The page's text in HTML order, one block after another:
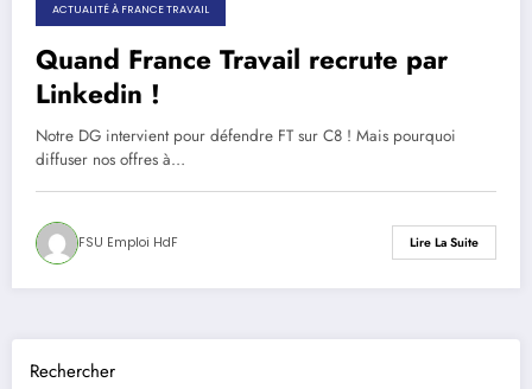
ACTUALITÉ À FRANCE TRAVAIL
Quand France Travail recrute par
Linkedin !
Notre DG intervient pour défendre FT sur C8 ! Mais pourquoi
diffuser nos offres à…
FSU Emploi HdF Lire La Suite
Rechercher